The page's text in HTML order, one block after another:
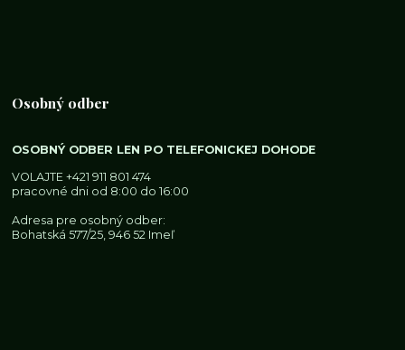
Osobný odber
OSOBNÝ ODBER LEN PO TELEFONICKEJ DOHODE
VOLAJTE+421 911 801 474
pracovné dni od 8:00 do 16:00
Adresa pre osobný odber:
Bohatská 577/25, 946 52 Imeľ